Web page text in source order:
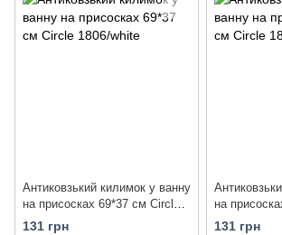
Антиковзький килимок у ванну
на присосках 69*37 см Circle
1806/white
131 грн
на
1806/ grey
131 грн